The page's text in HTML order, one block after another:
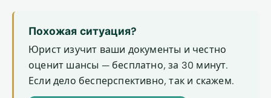
Похожая ситуация?
Юрист изучит ваши документы и честно
оценит шансы — бесплатно, за 30 минут.
Если дело бесперспективно, так и скажем.